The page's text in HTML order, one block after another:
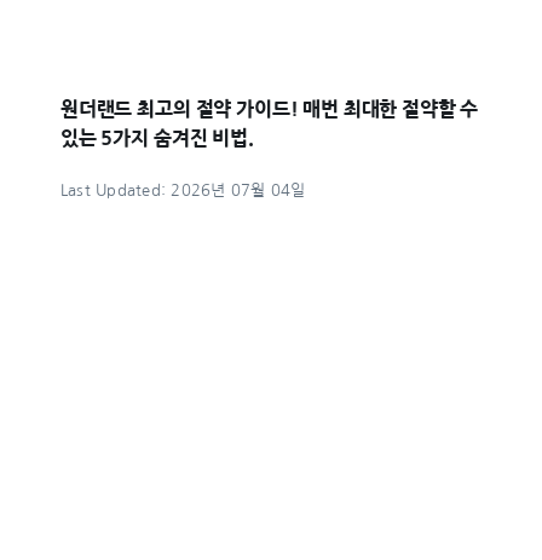
원더랜드 최고의 절약 가이드! 매번 최대한 절약할 수
있는 5가지 숨겨진 비법.
Last Updated: 2026년 07월 04일